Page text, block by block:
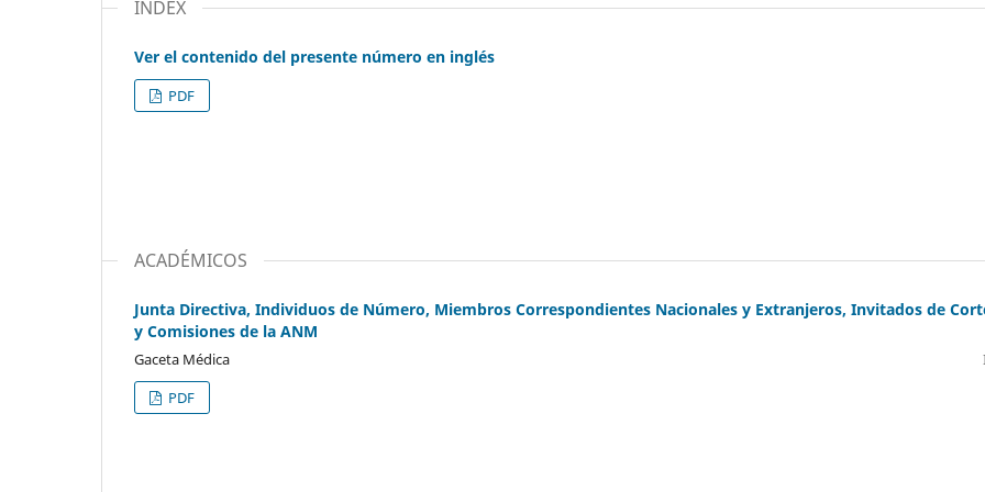
INDEX
Ver el contenido del presente número en inglés
PDF
ACADÉMICOS
Junta Directiva, Individuos de Número, Miembros Correspondientes Nacionales y Extranjeros, Invitados de
y Comisiones de la ANM
Gaceta Médica
PDF